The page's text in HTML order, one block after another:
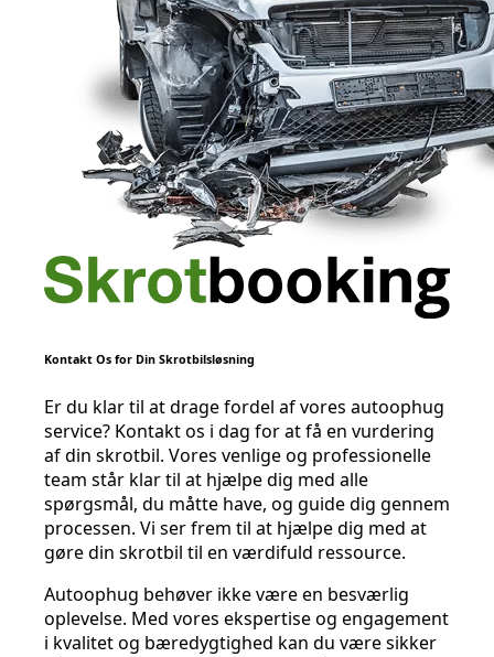
Kontakt Os for Din Skrotbilsløsning
Er du klar til at drage fordel af vores autoophug
service? Kontakt os i dag for at få en vurdering
af din skrotbil. Vores venlige og professionelle
team står klar til at hjælpe dig med alle
spørgsmål, du måtte have, og guide dig gennem
processen. Vi ser frem til at hjælpe dig med at
gøre din skrotbil til en værdifuld ressource.
Autoophug behøver ikke være en besværlig
oplevelse. Med vores ekspertise og engagement
i kvalitet og bæredygtighed kan du være sikker